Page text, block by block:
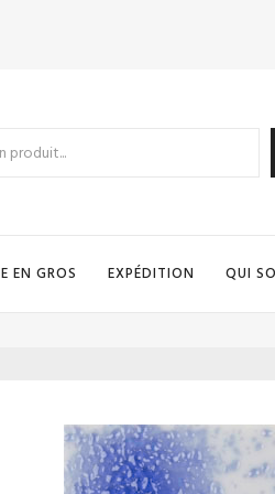
EN GROS EXPÉDITION QUI